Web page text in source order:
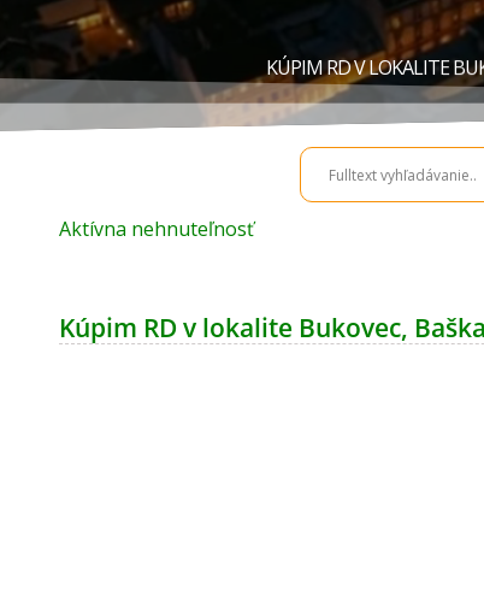
KÚPIM RD V LOKALITE
Aktívna nehnuteľnosť
Kúpim RD v lokalite Bukovec,